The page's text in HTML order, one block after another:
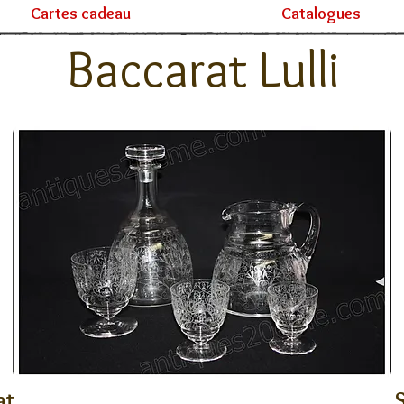
Cartes cadeau Catalogues
Baccarat Lulli